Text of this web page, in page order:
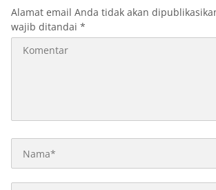
Alamat email Anda tidak akan
wajib ditandai *